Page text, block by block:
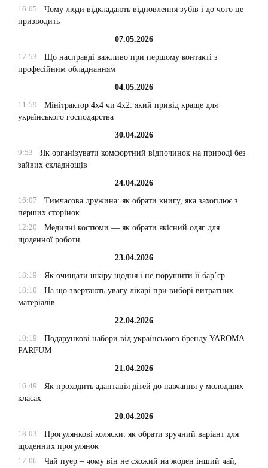
16:05
Чому люди відкладають відновлення зубів і до чого це
призводить
07.05.2026
17:53
Що насправді важливо при першому контакті з
професійним обладнанням
04.05.2026
11:59
Мінітрактор 4х4 чи 4х2: який привід краще для
українського господарства
30.04.2026
9:53
Як організувати комфортний відпочинок на природі без
зайвих складнощів
24.04.2026
16:07
Тимчасова дружина: як обрати книгу, яка захоплює з
перших сторінок
12:20
Медичні костюми — як обрати якісний одяг для
щоденної роботи
23.04.2026
18:19
Як очищати шкіру щодня і не порушити її бар’єр
18:10
На що звертають увагу лікарі при виборі витратних
матеріалів
22.04.2026
10:19
Подарункові набори від українського бренду YAROMA
PARFUM
21.04.2026
16:49
Як проходить адаптація дітей до навчання у молодших
класах
20.04.2026
18:03
Прогулянкові коляски: як обрати зручний варіант для
щоденних прогулянок
17:06
Чай пуер – чому він не схожий на жоден інший чай,